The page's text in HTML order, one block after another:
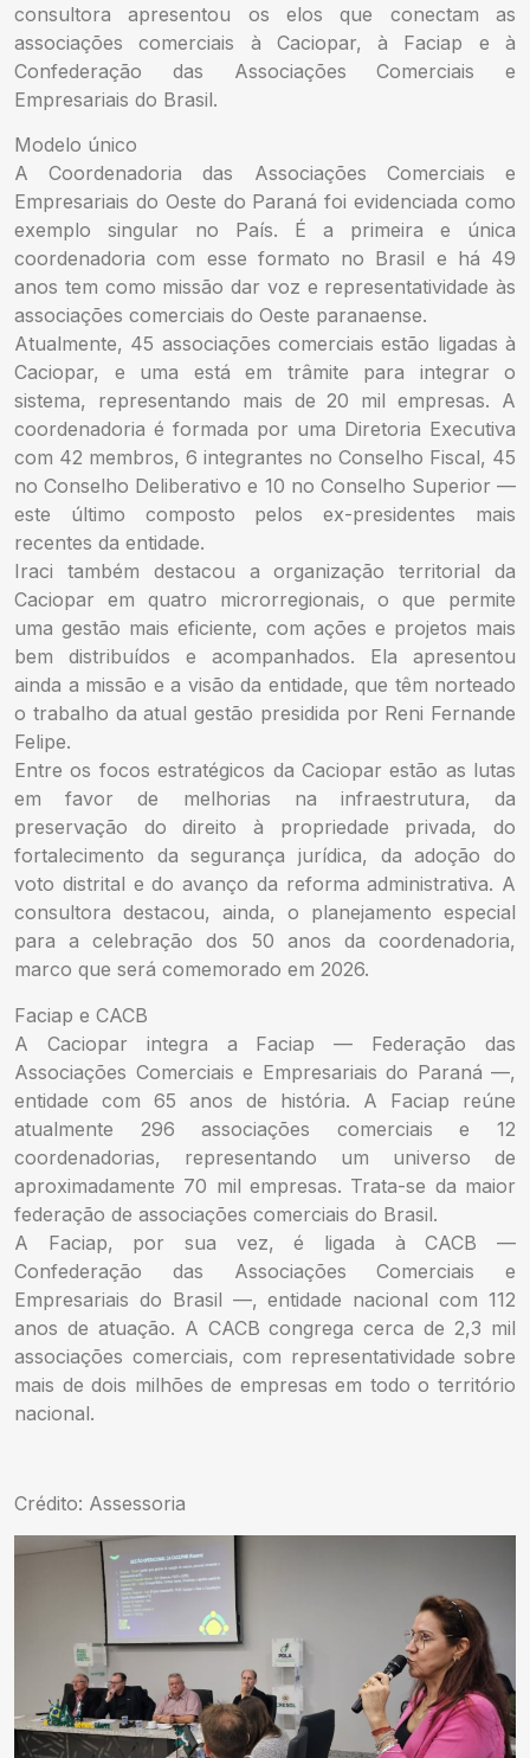
consultora apresentou os elos que conectam as
associações comerciais à Caciopar, à Faciap e à
Confederação das Associações Comerciais e
Empresariais do Brasil.
Modelo único
A Coordenadoria das Associações Comerciais e
Empresariais do Oeste do Paraná foi evidenciada como
exemplo singular no País. É a primeira e única
coordenadoria com esse formato no Brasil e há 49
anos tem como missão dar voz e representatividade às
associações comerciais do Oeste paranaense.
Atualmente, 45 associações comerciais estão ligadas à
Caciopar, e uma está em trâmite para integrar o
sistema, representando mais de 20 mil empresas. A
coordenadoria é formada por uma Diretoria Executiva
com 42 membros, 6 integrantes no Conselho Fiscal, 45
no Conselho Deliberativo e 10 no Conselho Superior —
este último composto pelos ex-presidentes mais
recentes da entidade.
Iraci também destacou a organização territorial da
Caciopar em quatro microrregionais, o que permite
uma gestão mais eficiente, com ações e projetos mais
bem distribuídos e acompanhados. Ela apresentou
ainda a missão e a visão da entidade, que têm norteado
o trabalho da atual gestão presidida por Reni Fernande
Felipe.
Entre os focos estratégicos da Caciopar estão as lutas
em favor de melhorias na infraestrutura, da
preservação do direito à propriedade privada, do
fortalecimento da segurança jurídica, da adoção do
voto distrital e do avanço da reforma administrativa. A
consultora destacou, ainda, o planejamento especial
para a celebração dos 50 anos da coordenadoria,
marco que será comemorado em 2026.
Faciap e CACB
A Caciopar integra a Faciap — Federação das
Associações Comerciais e Empresariais do Paraná —,
entidade com 65 anos de história. A Faciap reúne
atualmente 296 associações comerciais e 12
coordenadorias, representando um universo de
aproximadamente 70 mil empresas. Trata-se da maior
federação de associações comerciais do Brasil.
A Faciap, por sua vez, é ligada à CACB —
Confederação das Associações Comerciais e
Empresariais do Brasil —, entidade nacional com 112
anos de atuação. A CACB congrega cerca de 2,3 mil
associações comerciais, com representatividade sobre
mais de dois milhões de empresas em todo o território
nacional.
Crédito: Assessoria